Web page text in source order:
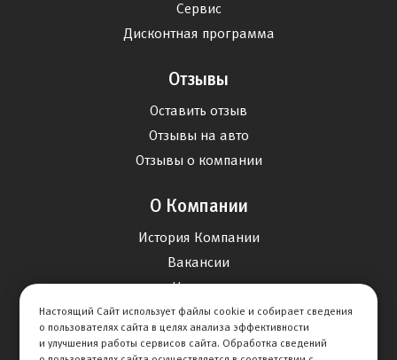
Сервис
Дисконтная программа
Отзывы
Оставить отзыв
Отзывы на авто
Отзывы о компании
О Компании
История Компании
Вакансии
Новости
Карта сайта
Настоящий Сайт использует файлы cookie и собирает сведения
о пользователях сайта в целях анализа эффективности
и улучшения работы сервисов сайта. Обработка сведений